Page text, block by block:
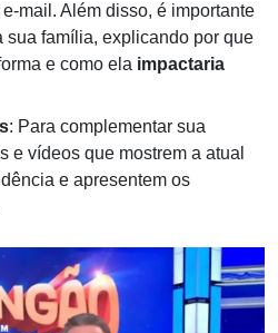
mail. Além disso, é importante
sua família, explicando por que
e como ela impactaria
: Para complementar sua
e vídeos que mostrem a atual
e apresentem os